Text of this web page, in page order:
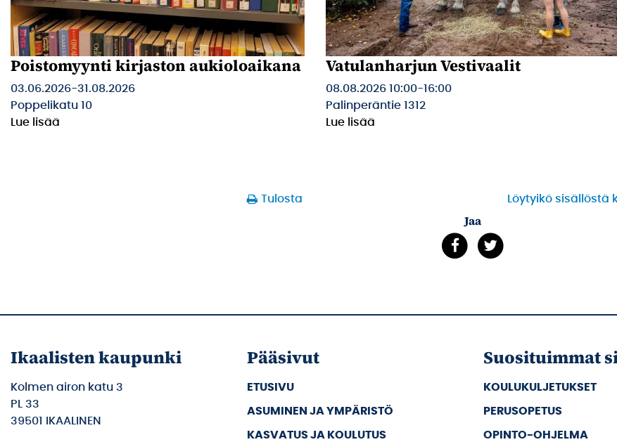
Poistomyynti kirjaston aukioloaikana
03.06.2026-31.08.2026
Poppelikatu 10
Lue lisää
Vatulanharjun Vestivaalit
08.08.2026 10:00-16:00
Palinperäntie 1312
Lue lisää
Tulosta Löytyikö sisällöstä
Jaa
Ikaalisten kaupunki
Kolmen airon katu 3
PL 33
39501 IKAALINEN
Pääsivut
ETUSIVU
ASUMINEN JA YMPÄRISTÖ
KASVATUS JA KOULUTUS
Suosituimmat
KOULUKULJETUKSET
PERUSOPETUS
OPINTO-OHJELMA